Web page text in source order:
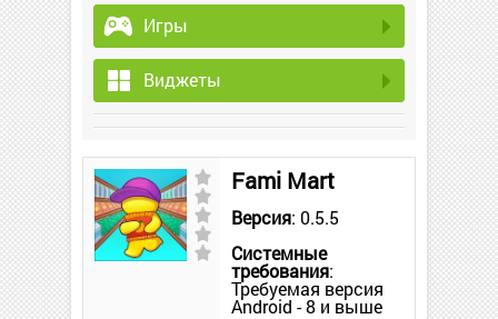
Игры
Виджеты
Fami Mart
Версия: 0.5.5
Системные
требования:
Требуемая версия
Android - 8 и выше